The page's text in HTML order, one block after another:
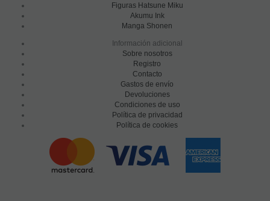
Figuras Hatsune Miku
Akumu Ink
Manga Shonen
Información adicional
Sobre nosotros
Registro
Contacto
Gastos de envío
Devoluciones
Condiciones de uso
Política de privacidad
Política de cookies